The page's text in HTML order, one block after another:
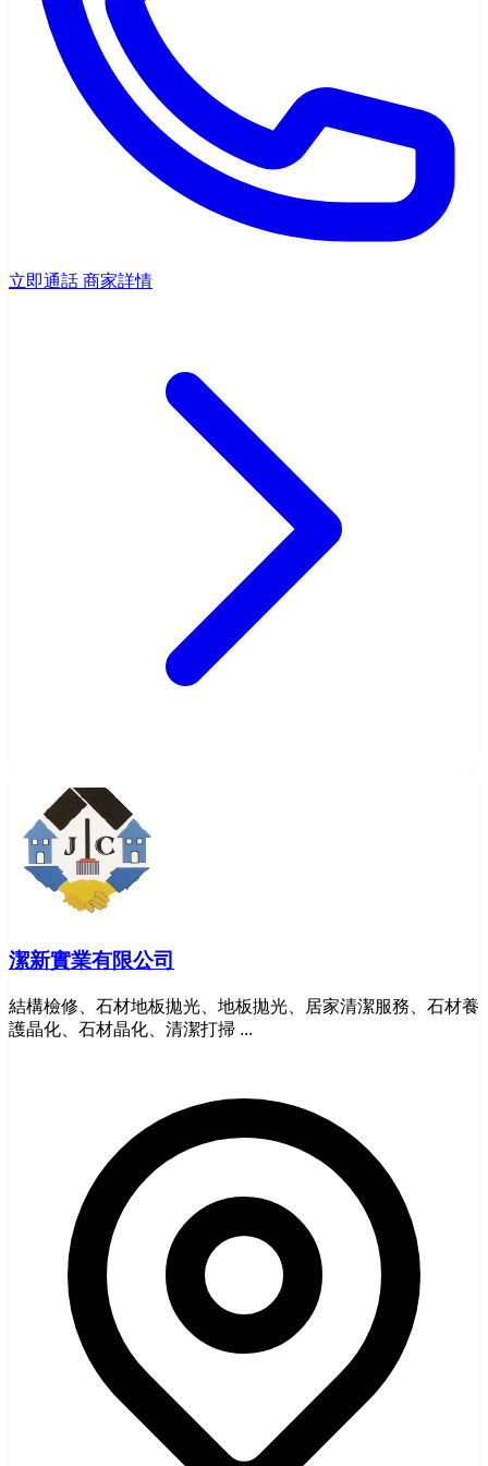
立即通話 商家詳情
潔新實業有限公司
結構檢修、石材地板拋光、地板拋光、居家清潔服務、石材養
護晶化、石材晶化、清潔打掃 ...